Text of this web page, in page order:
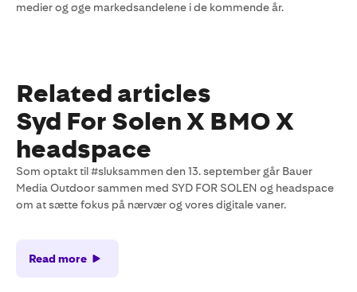
medier og øge markedsandelene i de kommende år.
Related articles
Syd For Solen X BMO X
headspace
Som optakt til #sluksammen den 13. september går Bauer
Media Outdoor sammen med SYD FOR SOLEN og headspace
om at sætte fokus på nærvær og vores digitale vaner.
Read more